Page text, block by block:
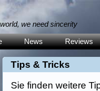
we need sincerity
News Reviews
Tips & Tricks
Sie finden weitere